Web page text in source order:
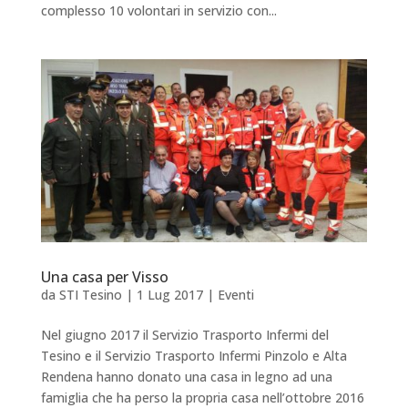
complesso 10 volontari in servizio con...
Una casa per Visso
da STI Tesino | 1 Lug 2017| Eventi
Nel giugno 2017 il Servizio Trasporto Infermi del
Tesino e il Servizio Trasporto Infermi Pinzolo e Alta
Rendena hanno donato una casa in legno ad una
famiglia che ha perso la propria casa nell’ottobre 2016